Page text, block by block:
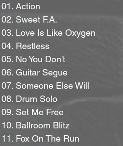
01. Action
02. Sweet F.A.
03. Love Is Like Oxygen
04. Restless
05. No You Don't
06. Guitar Segue
07. Someone Else Will
08. Drum Solo
09. Set Me Free
10. Ballroom Blitz
11. Fox On The Run